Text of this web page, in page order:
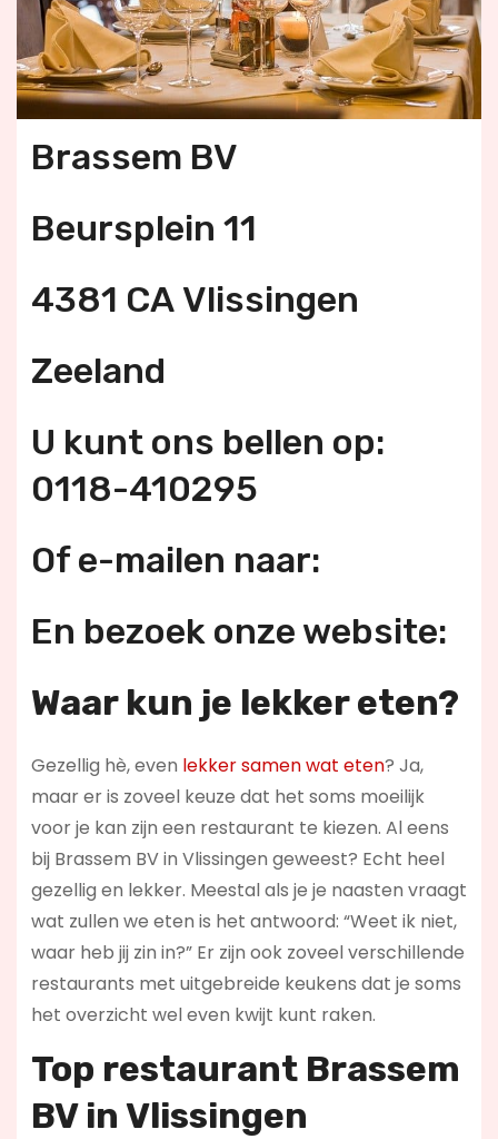
Brassem BV
Beursplein 11
4381 CA Vlissingen
Zeeland
U kunt ons bellen op:
0118-410295
Of e-mailen naar:
En bezoek onze website:
Waar kun je lekker eten?
Gezellig hè, even lekker samen wat eten? Ja,
maar er is zoveel keuze dat het soms moeilijk
voor je kan zijn een restaurant te kiezen. Al eens
bij Brassem BV in Vlissingen geweest? Echt heel
gezellig en lekker. Meestal als je je naasten vraagt
wat zullen we eten is het antwoord: “Weet ik niet,
waar heb jij zin in?” Er zijn ook zoveel verschillende
restaurants met uitgebreide keukens dat je soms
het overzicht wel even kwijt kunt raken.
Top restaurant Brassem
BV in Vlissingen